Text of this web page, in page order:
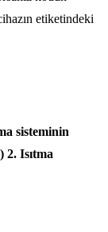
etiketindeki
sisteminin
2. Isıtma